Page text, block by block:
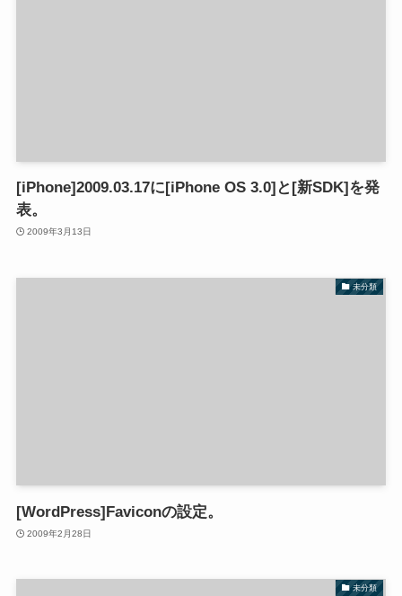
[iPhone]2009.03.17に[iPhone OS 3.0]と[新SDK]を発
表。
2009年3月13日
未分類
[WordPress]Faviconの設定。
2009年2月28日
未分類